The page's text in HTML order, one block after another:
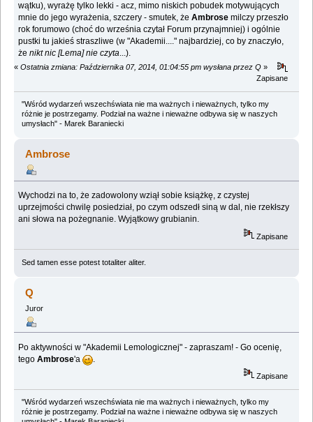
wątku), wyrażę tylko lekki - acz, mimo niskich pobudek motywujących
mnie do jego wyrażenia, szczery - smutek, żeAmbrose milczy przeszło
rok forumowo (choć do września czytał Forum przynajmniej) i ogólnie
pustki tu jakieś straszliwe (w "Akademii...." najbardziej, co by znaczyło,
żenikt nic [Lema] nie czyta...).
« Ostatnia zmiana: Października 07, 2014, 01:04:55 pm wysłana przez Q »
Zapisane
"Wśród wydarzeń wszechświata nie ma ważnych i nieważnych, tylko my
różnie je postrzegamy. Podział na ważne i nieważne odbywa się w naszych
umysłach" - Marek Baraniecki
Ambrose
Wychodzi na to, że zadowolony wziął sobie książkę, z czystej
uprzejmości chwilę posiedział, po czym odszedł siną w dal, nie rzekłszy
ani słowa na pożegnanie. Wyjątkowy grubianin.
Zapisane
Sed tamen esse potest totaliter aliter.
Q
Juror
Po aktywności w "Akademii Lemologicznej" - zapraszam! - Go ocenię,
tegoAmbrose'a .
Zapisane
"Wśród wydarzeń wszechświata nie ma ważnych i nieważnych, tylko my
różnie je postrzegamy. Podział na ważne i nieważne odbywa się w naszych